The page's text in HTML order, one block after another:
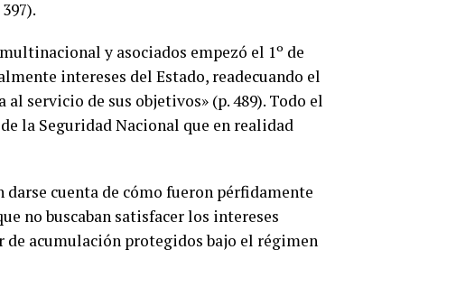
y asociados empezó el 1º de
intereses del Estado, readecuando el
servicio de sus objetivos» (p. 489). Todo el
la Seguridad Nacional que en realidad
cuenta de cómo fueron pérfidamente
no buscaban satisfacer los intereses
acumulación protegidos bajo el régimen